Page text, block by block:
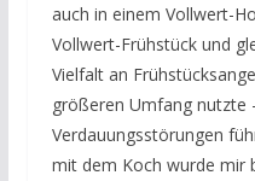
auch in einem Vollwert-
Vollwert-Frühstück und
Vielfalt an
größeren Umfang nutzte
Verdauungsstörungen
mit dem Koch wurde mir